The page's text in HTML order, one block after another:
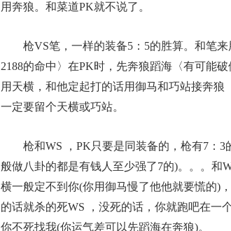
用奔狼。和菜道PK就不说了。
枪VS笔，一样的装备5：5的胜算。和笔来
2188的命中〉在PK时，先奔狼蹈海〈有可能
用天横，和他定起打的话用御马和巧站接奔
一定要留个天横或巧站。
枪和WS ，PK只要是同装备的，枪有7：3
般做八卦的都是有钱人至少强了7的)。。。和
横一般定不到你(你用御马慢了他他就要慌的)
的话就杀的死WS ，没死的话，你就跑吧在一
你不死找我(你运气差可以先蹈海在奔狼)。